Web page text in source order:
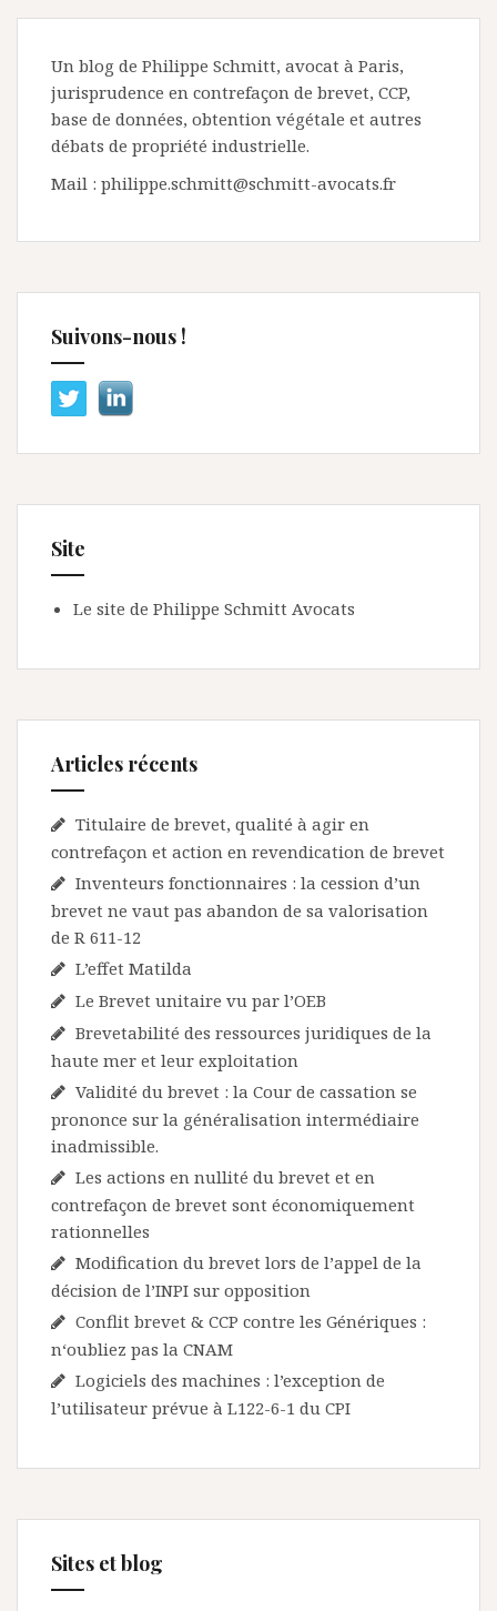
Un blog de Philippe Schmitt, avocat à Paris,
jurisprudence en contrefaçon de brevet, CCP,
base de données, obtention végétale et autres
débats de propriété industrielle.
Mail : philippe.schmitt@schmitt-avocats.fr
Suivons-nous !
Site
Le site de Philippe Schmitt Avocats
Articles récents
Titulaire de brevet, qualité à agir en
contrefaçon et action en revendication de brevet
Inventeurs fonctionnaires : la cession d’un
brevet ne vaut pas abandon de sa valorisation
de R 611-12
L’effet Matilda
Le Brevet unitaire vu par l’OEB
Brevetabilité des ressources juridiques de la
haute mer et leur exploitation
Validité du brevet : la Cour de cassation se
prononce sur la généralisation intermédiaire
inadmissible.
Les actions en nullité du brevet et en
contrefaçon de brevet sont économiquement
rationnelles
Modification du brevet lors de l’appel de la
décision de l’INPI sur opposition
Conflit brevet & CCP contre les Génériques :
n‘oubliez pas la CNAM
Logiciels des machines : l’exception de
l’utilisateur prévue à L122-6-1 du CPI
Sites et blog